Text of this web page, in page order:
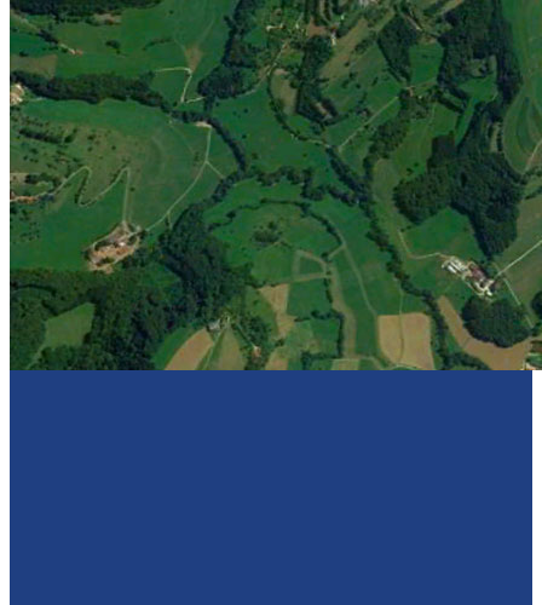
Sponsoren
Kontakt
Kontakt mit uns
Vereine und Sporthallen
Impressum & Datenschutz
Download